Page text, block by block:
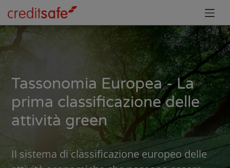
Tassonomia Europea - La
prima classificazione delle
attività green
Il sistema di classificazione europeo delle